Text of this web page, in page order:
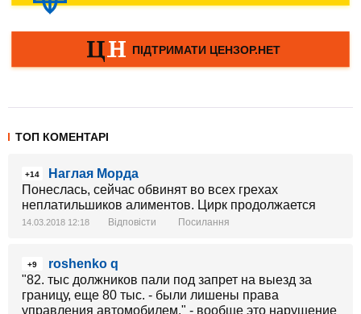
ТОП КОМЕНТАРІ
+14
Наглая Морда
Понеслась, сейчас обвинят во всех грехах
неплатильшиков алиментов. Цирк продолжается
14.03.2018 12:18 Відповісти Посилання
+9
roshenko q
"82. тыс должников пали под запрет на выезд за
границу, еще 80 тыс. - были лишены права
управления автомобилем." - вообще это нарушение